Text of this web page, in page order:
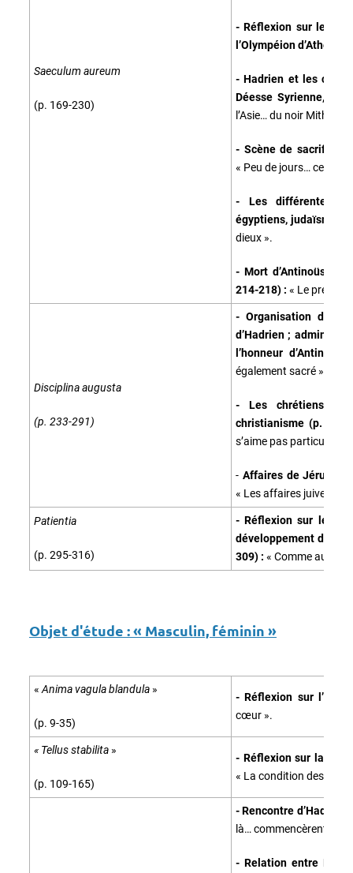
Saeculum aureum
(p. 169-230)
- Réflexion sur le
l’Olympéion
- Hadrien et les cultes
Déesse Syrienne,
l’Asie… du noir
- Scène de sacrifice,
« Peu de jours… celui de
- Les différentes
égyptiens, judaïsme)
dieux ».
- Mort d’Antinoüs et
214-218) : « Le premier
Disciplina augusta
(p. 233-291)
- Organisation du
d’Hadrien ;
l’honneur d’Antinoüs
également sacré ».
- Les chrétiens
christianisme (p.
s’aime pas
- Affaires de
« Les affaires juives… et
Patientia
(p. 295-316)
- Réflexion sur le
développement du
309) : « Comme au
Objet d'étude : « Masculin, féminin »
« Anima vagula blandula »
(p. 9-35)
- Réflexion sur
cœur ».
« Tellus stabilita »
(p. 109-165)
- Réflexion sur la
« La condition des
- Rencontre d’Hadrien
là… commencèrent ».
- Relation entre